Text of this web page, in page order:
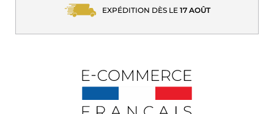
EXPÉDITION DÈS LE 17 AOÛT